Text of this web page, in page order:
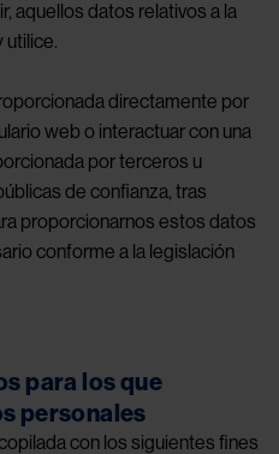
aquellos datos relativos a la
utilice.
directamente por
web o interactuar con una
por terceros u
de confianza, tras
proporcionarnos estos datos
conforme a la legislación
para los que
personales
con los siguientes fines